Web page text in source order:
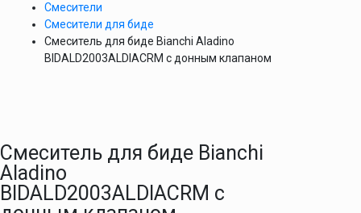
Смесители
Смесители для биде
Смеситель для биде Bianchi Aladino
BIDALD2003ALDIACRM с донным клапаном
Смеситель для биде Bianchi
Aladino
BIDALD2003ALDIACRM с